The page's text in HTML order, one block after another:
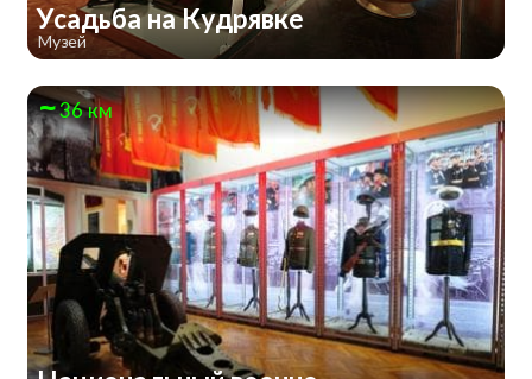
Усадьба на Кудрявке
Музей
36 км